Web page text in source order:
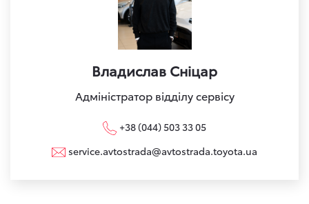
Владислав Сніцар
Адміністратор відділу сервісу
+38 (044) 503 33 05
service.avtostrada@avtostrada.toyota.ua